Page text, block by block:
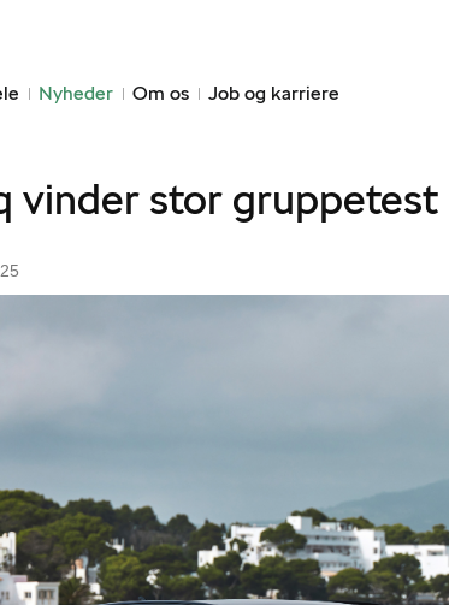
Nyheder Om os Job og karriere
vinder stor gruppetest